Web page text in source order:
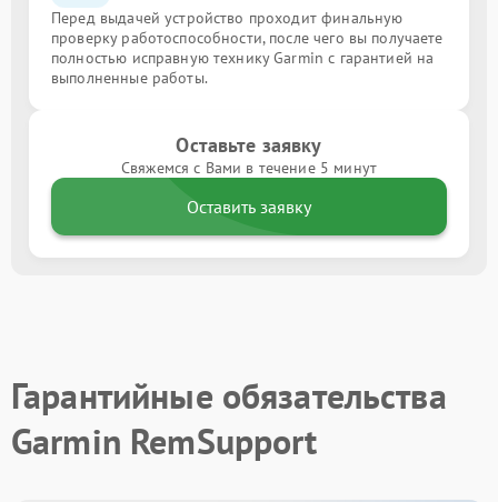
Перед выдачей устройство проходит финальную
проверку работоспособности, после чего вы получаете
полностью исправную технику Garmin с гарантией на
выполненные работы.
Оставьте заявку
Свяжемся с Вами в течение 5 минут
Оставить заявку
Гарантийные обязательства
Garmin RemSupport